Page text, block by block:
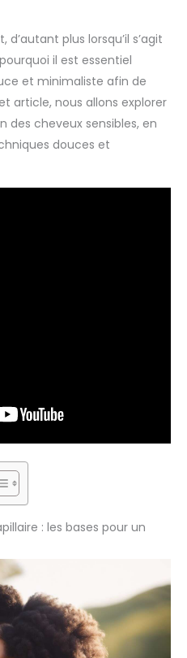
plus lorsqu’il s’agit
il est essentiel
et minimaliste afin de
article, nous allons explorer
des cheveux sensibles, en
douces et
: les bases pour un